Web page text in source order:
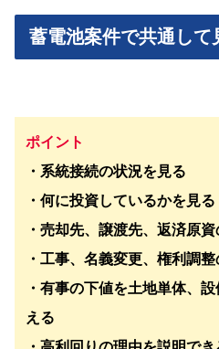
蓄電池案件で共通して
ポイント
・系統接続の状況を見る
・何に投資しているかを見る
・売却先、譲渡先、返済原
・工事、名義変更、権利調
・有事の下値を土地単体、
える